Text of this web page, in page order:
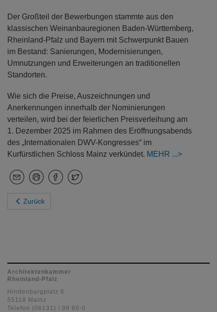
Der Großteil der Bewerbungen stammte aus den
klassischen Weinanbauregionen Baden-Württemberg,
Rheinland-Pfalz und Bayern mit Schwerpunkt Bauen
im Bestand: Sanierungen, Modernisierungen,
Umnutzungen und Erweiterungen an traditionellen
Standorten.
Wie sich die Preise, Auszeichnungen und
Anerkennungen innerhalb der Nominierungen
verteilen, wird bei der feierlichen Preisverleihung am
1. Dezember 2025 im Rahmen des Eröffnungsabends
des „Internationalen DWV-Kongresses“ im
Kurfürstlichen Schloss Mainz verkündet. MEHR
Zurück
Architektenkammer
Rheinland-Pfalz
Hindenburgplatz 6
55118 Mainz
Telefon (06131) / 99 60-0